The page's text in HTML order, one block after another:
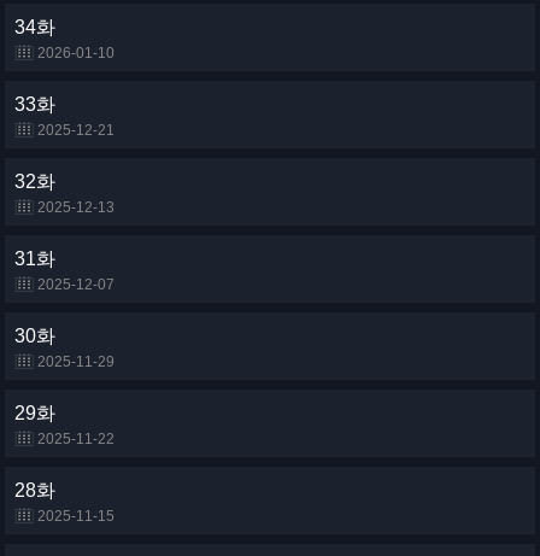
34화
2026-01-10
33화
2025-12-21
32화
2025-12-13
31화
2025-12-07
30화
2025-11-29
29화
2025-11-22
28화
2025-11-15